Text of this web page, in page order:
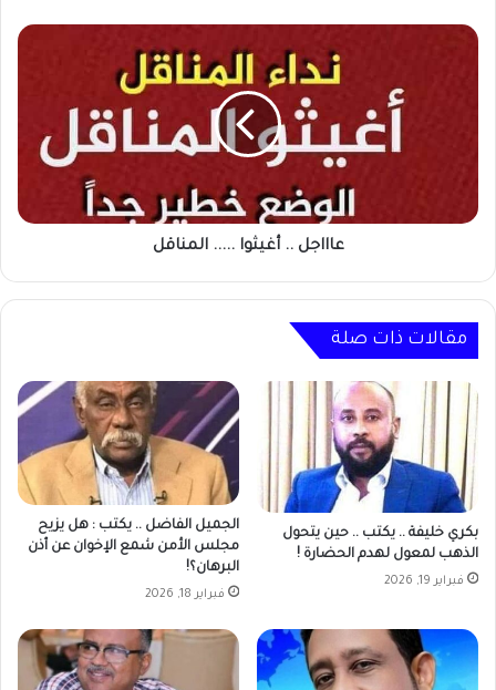
عاااجل
عاااجل .. أغيثوا ..... المناقل
مقالات ذات صلة
بكري خليفة .. يكتب .. حين يتحول
الذهب لمعول لهدم الحضارة !
فبراير 19, 2026
الجميل الفاضل .. يكتب : هل يزيح
مجلس الأمن شمع الإخوان عن أذن
البرهان؟!
فبراير 18, 2026